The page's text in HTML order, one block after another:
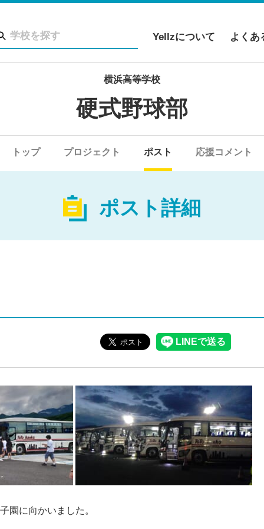
Yellzについて よくあ
横浜高等学校
硬式野球部
トップ プロジェクト ポスト 応援コメント
ポスト詳細
園に向かいました。